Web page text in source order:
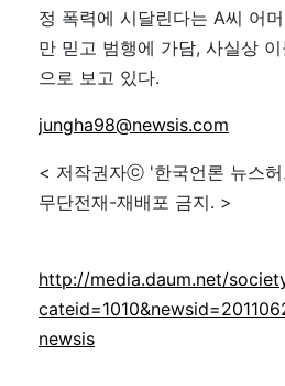
정 폭력에 시달린다는 A씨 어
만 믿고 범행에 가담, 사실상
으로 보고 있다.
jungha98@newsis.com
< 저작권자ⓒ '한국언론 뉴스
무단전재-재배포 금지. >
http://media.daum.net/
newsis